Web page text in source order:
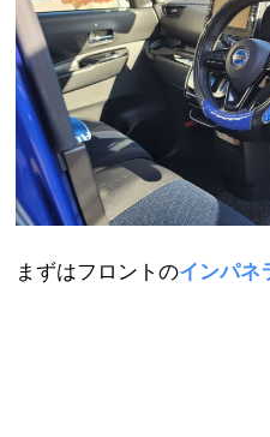
まずはフロントのインパネ